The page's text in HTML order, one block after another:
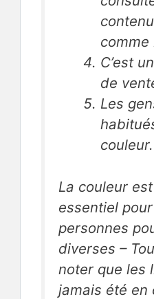
comme
C’est
de
Les
couleur.
La couleur
essentiel
personnes
diverses –
noter que les
jamais été en